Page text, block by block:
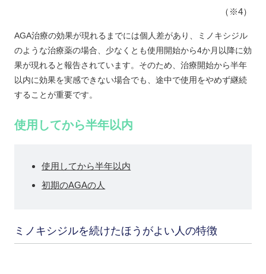
ミノキシジルを続けたほうがよい人の特徴
使用してから半年以内
初期のAGAの人
使用してから半年以内
AGA治療の効果が現れるまでには個人差があり、ミノキシジル
のような治療薬の場合、少なくとも使用開始から4か月以降に効
果が現れると報告されています。そのため、治療開始から半年
以内に効果を実感できない場合でも、途中で使用をやめず継続
することが重要です。
（※4）